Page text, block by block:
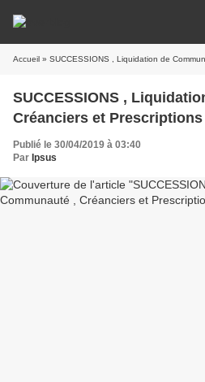
Accueil » SUCCESSIONS , Liquidation de
SUCCESSIONS ,
Créanciers et Prescriptions
Publié le 30/04/2019 à 03:40
Par Ipsus